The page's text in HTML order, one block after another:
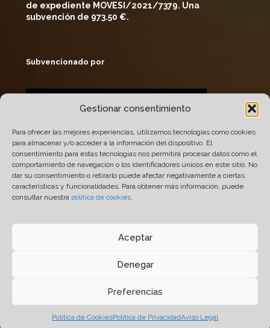
Gestionar consentimiento
Para ofrecer las mejores experiencias, utilizamos tecnologías como cookies
para almacenar y/o acceder a la información del dispositivo. El
consentimiento para estas tecnologías nos permitirá procesar datos como el
comportamiento de navegación o los identificadores únicos en este sitio. No
dar su consentimiento o retirarlo puede afectar negativamente a ciertas
características y funcionalidades. Para obtener más información, puede
consultar nuestra política de cookies.
Aceptar
Denegar
Preferencias
Política de CookiesPolítica de PrivacidadAviso Legal
de expediente MOVESI/2021/7379. Una
subvención de 973.50 €.
Subvencionado por
Derechos Reservados.
- Desarrollo y Hosting
Política de Privacidad
Ambiente